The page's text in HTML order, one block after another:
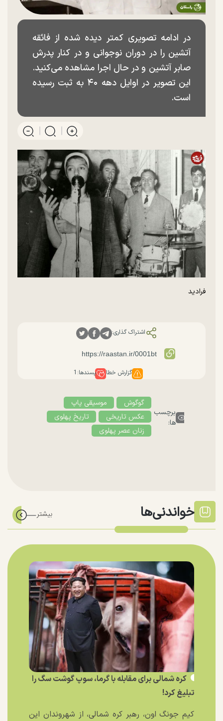
در ادامه تصویری کمتر دیده شده از فائقه
آتشین را در دوران نوجوانی و در کنار پدرش
صابر آتشین و در حال اجرا مشاهده می‌کنید.
این تصویر در اوایل دهه ۴۰ به ثبت رسیده
است.
فرادید
اشتراک گذاری:
گزارش خطا پسندها: 1
برچسب
ها:
گوگوش
موسیقی پاپ
عکس تاریخی
تاریخ پهلوی
زنان عصر پهلوی
خواندنی‌ها
کره شمالی برای مقابله با گرما، سوپ گوشت سگ را
تبلیغ کرد!
کیم جونگ اون، رهبر کره شمالی، از شهروندان این